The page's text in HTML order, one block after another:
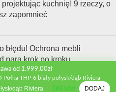
kuchnię! 9 rzeczy, o
zapomnieć
błędu! Ochrona mebli
parą krok po kroku
od 1.999,00zł
THP-6 biały połysk/dąb Riviera
dąb Riviera 169,56zł DODAJ